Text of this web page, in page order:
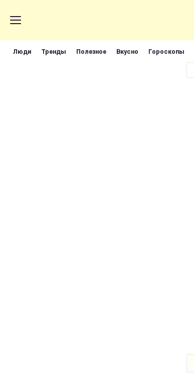
Люди Тренды Полезное Вкусно Гороскопы